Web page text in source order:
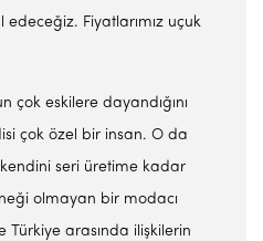
Fiyatlarımız uçuk
çok eskilere dayandığını
çok özel bir insan. O da
seri üretime kadar
olmayan bir modacı
arasında ilişkilerin